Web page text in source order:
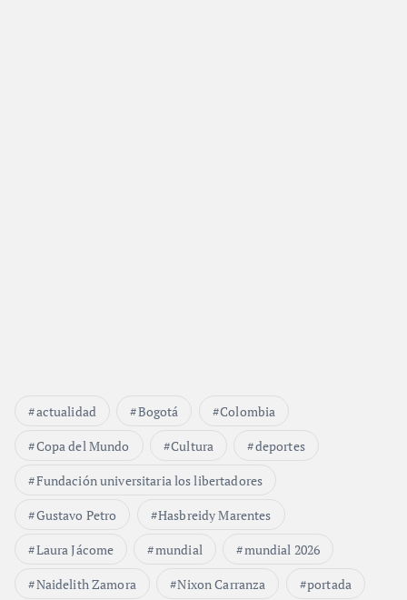
actualidad Bogotá
Colombia
Copa del Mundo
Cultura
deportes
Fundación universitaria los libertadores
Gustavo Petro
Hasbreidy Marentes
Laura Jácome
mundial
mundial 2026
Naidelith Zamora
Nixon Carranza portada